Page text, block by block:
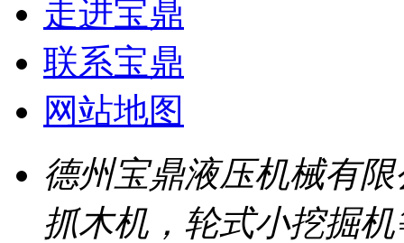
走进宝鼎
联系宝鼎
网站地图
德州宝鼎液压机械有
抓木机，轮式小挖掘